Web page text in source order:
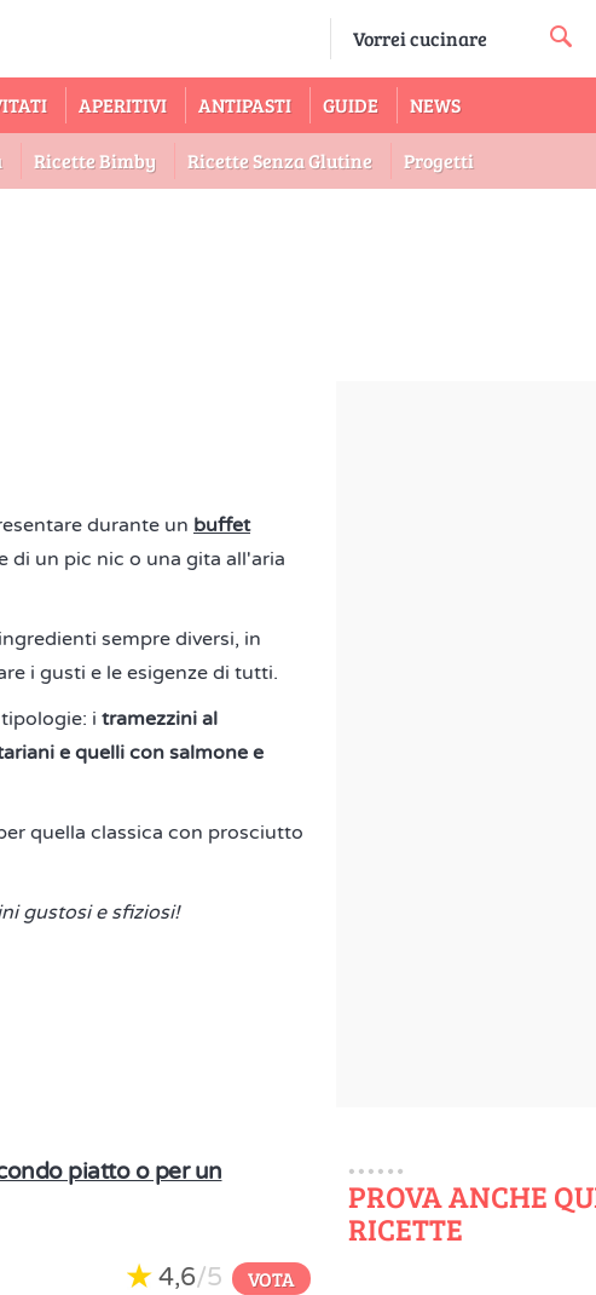
APERITIVI ANTIPASTI GUIDE NEWS
Ricette Bimby Ricette Senza Glutine Progetti
durante un buffet
di un pic nic o una gita all'aria
sempre diversi, in
i gusti e le esigenze di tutti.
i tramezzini al
e quelli con salmone e
quella classica con prosciutto
gustosi e sfiziosi!
piatto o per un
4,6/5 VOTA
PROVA ANCHE
RICETTE